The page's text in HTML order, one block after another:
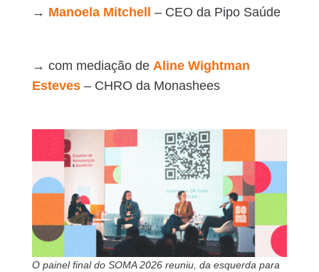
→ Manoela Mitchell – CEO da Pipo Saúde
→ com mediação de Aline Wightman
Esteves– CHRO da Monashees
O painel final do SOMA 2026 reuniu, da esquerda para